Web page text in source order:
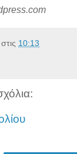
στις 10:13